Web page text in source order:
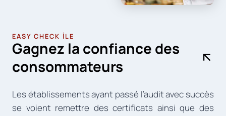
EASY CHECK İLE
Gagnez la confiance des
consommateurs
Les établissements ayant passé l’audit avec succès
se voient remettre des certificats ainsi que des